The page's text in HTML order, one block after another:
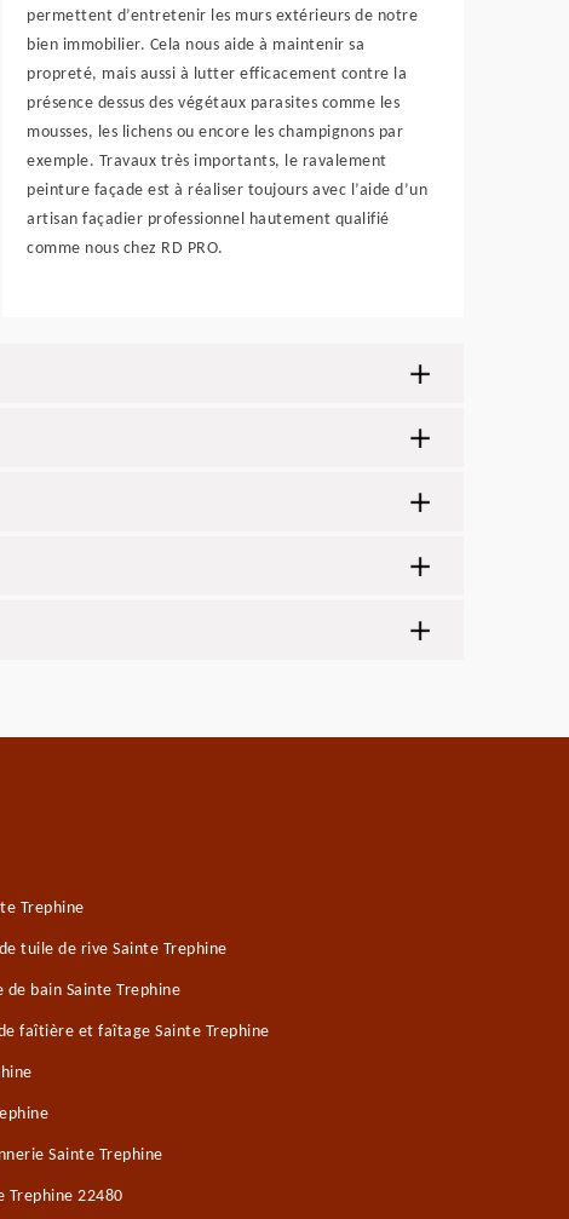
permettent d’entretenir les murs extérieurs de notre
bien immobilier. Cela nous aide à maintenir sa
propreté, mais aussi à lutter efficacement contre la
présence dessus des végétaux parasites comme les
mousses, les lichens ou encore les champignons par
exemple. Travaux très importants, le ravalement
peinture façade est à réaliser toujours avec l’aide d’un
artisan façadier professionnel hautement qualifié
comme nous chez RD PRO.
Trephine
tuile de rive Sainte Trephine
bain Sainte Trephine
faîtière et faîtage Sainte Trephine
Sainte Trephine
Trephine 22480